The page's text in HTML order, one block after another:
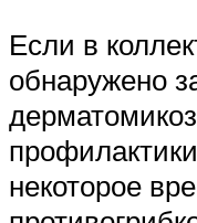
Если в
обнаружено
некоторое